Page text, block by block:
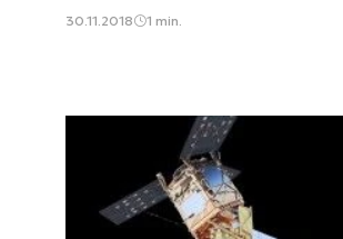
30.11.2018 1 min.